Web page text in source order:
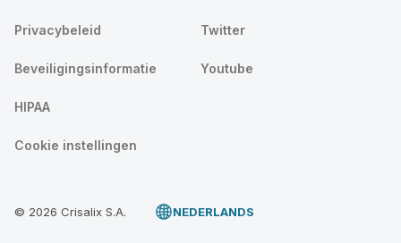
Privacybeleid
Beveiligingsinformatie
HIPAA
Cookie instellingen
Twitter
Youtube
© 2026 Crisalix S.A. NEDERLANDS